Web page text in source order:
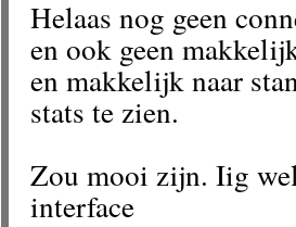
Helaas nog geen
en ook geen
en makkelijk naar
stats te zien.
Zou mooi zijn. Iig
interface